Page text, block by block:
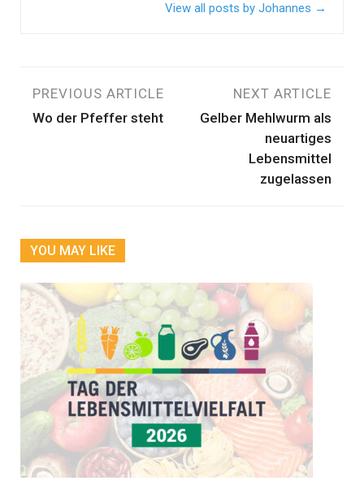
View all posts by Johannes →
Beitragsnavigation
PREVIOUS ARTICLE
Wo der Pfeffer steht
NEXT ARTICLE
Gelber Mehlwurm als
neuartiges
Lebensmittel
zugelassen
YOU MAY LIKE